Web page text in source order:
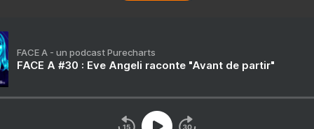
FACE A - un podcast Purecharts
FACE A #30 : Eve Angeli raconte "Avant de partir"